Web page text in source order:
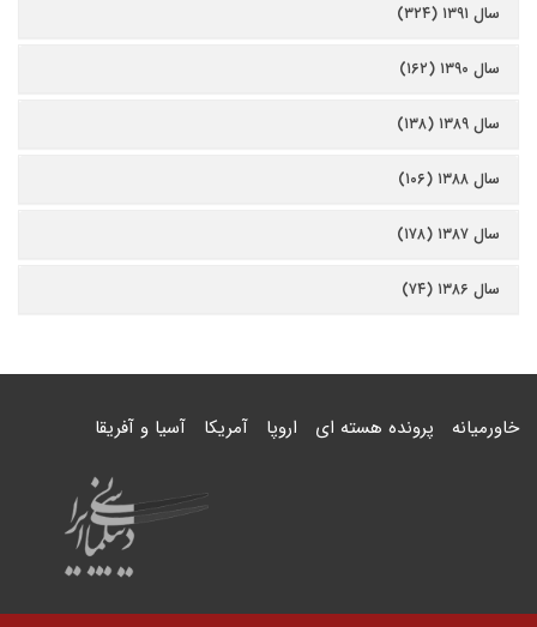
سال ۱۳۹۱ (۳۲۴)
سال ۱۳۹۰ (۱۶۲)
سال ۱۳۸۹ (۱۳۸)
سال ۱۳۸۸ (۱۰۶)
سال ۱۳۸۷ (۱۷۸)
سال ۱۳۸۶ (۷۴)
خاورمیانه پرونده هسته ای اروپا آمریکا آسیا و آفریقا